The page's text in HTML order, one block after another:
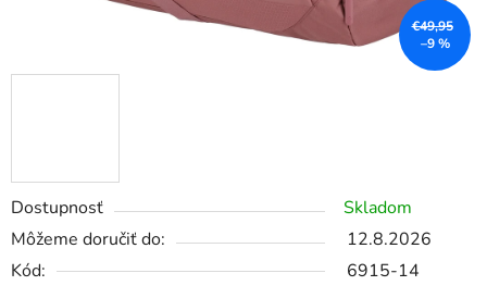
Dostupnosť
Skladom
Môžeme doručiť do:
12.8.2026
Kód:
6915-14
€49,95
–9 %